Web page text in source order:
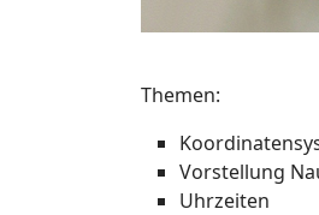
Themen:
Vorstellung
Uhrzeiten